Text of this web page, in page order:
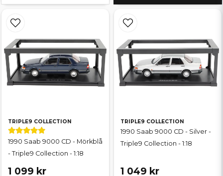
TRIPLE9 COLLECTION
1990 Saab 9000 CD - Mörkblå
- Triple9 Collection - 1:18
1 099 kr
TRIPLE9 COLLECTION
1990 Saab 9000 CD - Silver -
Triple9 Collection - 1:18
1 049 kr